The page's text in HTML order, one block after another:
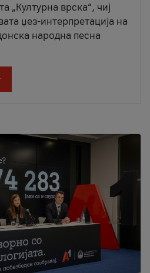
„Културна врска“, чиј
џез-интерпретација на
народна песна